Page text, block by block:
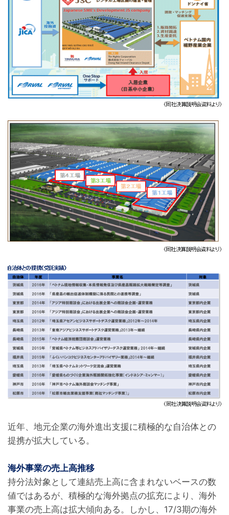
近年、地元企業の海外進出支援に積極的な自治体との
提携が拡大している。
海外事業の売上高推移
持分法対象として連結売上高に含まれないベースの数
値ではあるが、積極的な海外拠点の拡充により、海外
事業の売上高は拡大傾向ある。しかし、17/3期の海外